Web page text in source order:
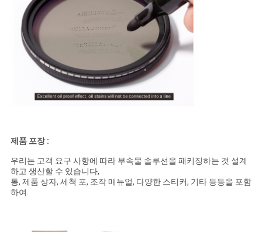
제품 포장 :
우리는 고객 요구 사항에 따라 부속물 솔루션을 패키징하는 것 설계
하고 생산할 수 있습니다,
통, 제품 상자, 세척 포, 조작 매뉴얼, 다양한 스티커, 기타 등등을 포함
하여.